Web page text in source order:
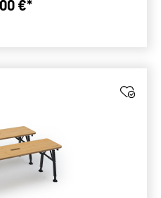
Regulärer Preis:
€*